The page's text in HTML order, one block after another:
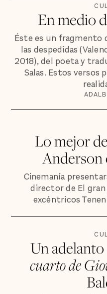
En medio
Éste es un fragmento
las despedidas
2018), del poeta y
Salas. Estos versos
Lo mejor
Anderson
Cinemanía
director de El
excéntricos
Un
cuarto de